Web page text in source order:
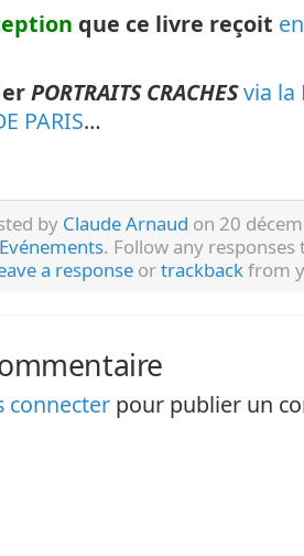
que ce livre reçoit
PORTRAITS CRACHESvia la
PARIS…
by Claude Arnaud on 20
Evénements. Follow any
a response ortrackbackfrom
connecter pour publier un